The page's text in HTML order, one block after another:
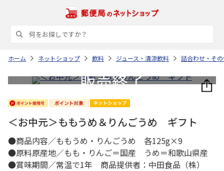
ホーム ネットショップ 飲料 ジュース・清涼飲料 詰合わせ・そ
＜お中元＞ももうめ＆りんごうめ ギフト
●商品内容／ももうめ・りんごうめ 各125g×9
●原料原産地／もも・りんご＝国産 うめ＝和歌山県産
●賞味期間／常温で1年 商品提供者：中田食品（株）